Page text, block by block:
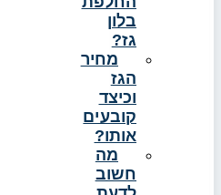
בלון
גז?
מחיר
הגז
וכיצד
קובעים
אותו?
מה
חשוב